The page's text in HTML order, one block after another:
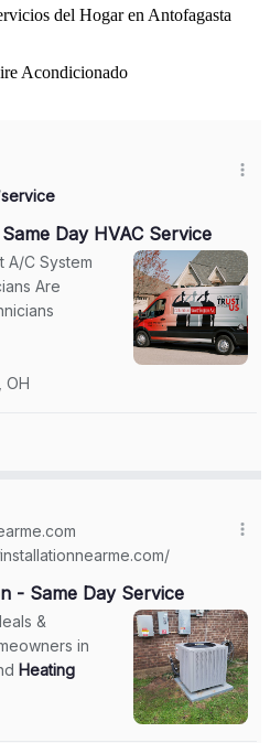
del Hogar en Antofagasta
Acondicionado